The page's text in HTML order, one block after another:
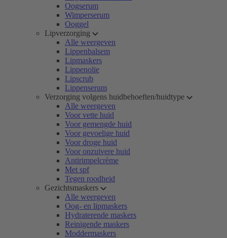
Oogserum
Wimperserum
Ooggel
Lipverzorging
Alle weergeven
Lippenbalsem
Lipmaskers
Lippenolie
Lipscrub
Lippenserum
Verzorging volgens huidbehoeften/huidtype
Alle weergeven
Voor vette huid
Voor gemengde huid
Voor gevoelige huid
Voor droge huid
Voor onzuivere huid
Antirimpelcrème
Met spf
Tegen roodheid
Gezichtsmaskers
Alle weergeven
Oog- en lipmaskers
Hydraterende maskers
Reinigende maskers
Moddermaskers